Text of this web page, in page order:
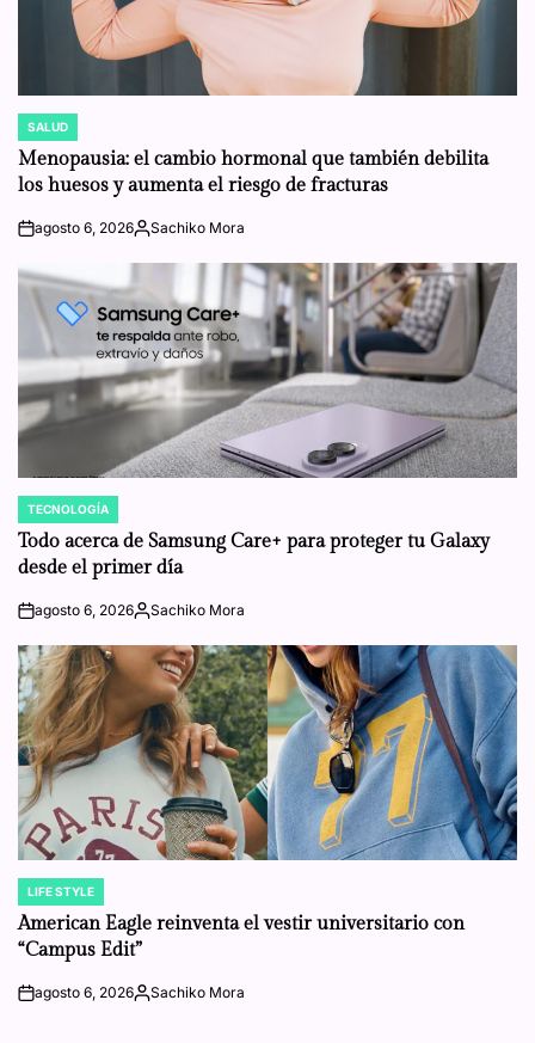
POSTED
IN
SALUD
Menopausia: el cambio hormonal que también debilita
los huesos y aumenta el riesgo de fracturas
onagosto 6, 2026Posted
Sachiko Mora
POSTED
IN
TECNOLOGÍA
Todo acerca de Samsung Care+ para proteger tu Galaxy
desde el primer día
onagosto 6, 2026Posted
Sachiko Mora
POSTED
IN
LIFE STYLE
American Eagle reinventa el vestir universitario con
“Campus Edit”
onagosto 6, 2026Posted
Sachiko Mora